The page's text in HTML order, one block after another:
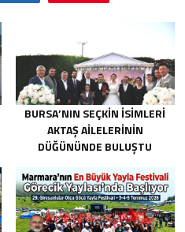
BURSA’NIN SEÇKIN İSIMLERI
AKTAŞ AILELERININ
DÜĞÜNÜNDE BULUŞTU